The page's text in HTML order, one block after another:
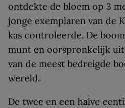
ontdekte de bloem op 3
jonge exemplaren van de
kas controleerde. De
munt en oorspronkelijk
van de meest bedreigde
wereld.
De twee en een halve